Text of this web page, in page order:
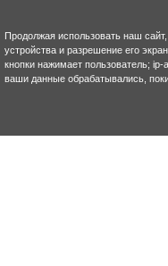
Продолжая использовать наш
устройства и разрешение его
кнопки нажимает пользователь;
ваши данные обрабатывались,